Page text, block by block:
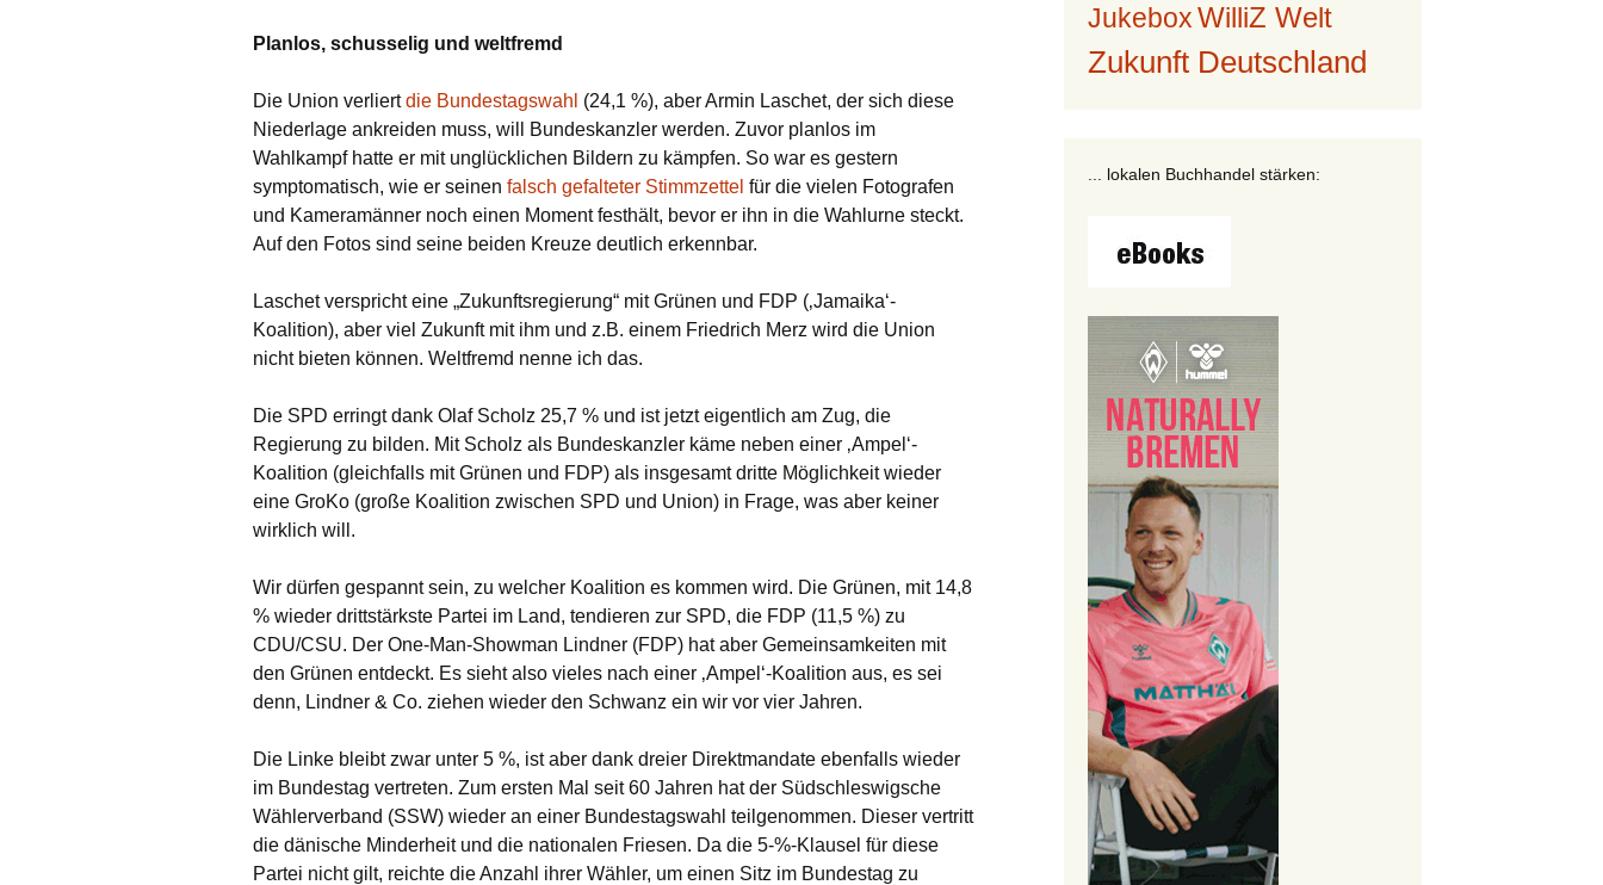
Planlos, schusselig und weltfremd
Die Union verliertdie Bundestagswahl (24,1 %), aber Armin Laschet, der sich diese
Niederlage ankreiden muss, will Bundeskanzler werden. Zuvor planlos im
Wahlkampf hatte er mit unglücklichen Bildern zu kämpfen. So war es gestern
symptomatisch, wie er seinen falsch gefalteter Stimmzettel für die vielen Fotografen
und Kameramänner noch einen Moment festhält, bevor er ihn in die Wahlurne steckt.
Auf den Fotos sind seine beiden Kreuze deutlich erkennbar.
Laschet verspricht eine „Zukunftsregierung“ mit Grünen und FDP (‚Jamaika‘-
Koalition), aber viel Zukunft mit ihm und z.B. einem Friedrich Merz wird die Union
nicht bieten können. Weltfremd nenne ich das.
Die SPD erringt dank Olaf Scholz 25,7 % und ist jetzt eigentlich am Zug, die
Regierung zu bilden. Mit Scholz als Bundeskanzler käme neben einer ‚Ampel‘-
Koalition (gleichfalls mit Grünen und FDP) als insgesamt dritte Möglichkeit wieder
eine GroKo (große Koalition zwischen SPD und Union) in Frage, was aber keiner
wirklich will.
Wir dürfen gespannt sein, zu welcher Koalition es kommen wird. Die Grünen, mit 14,8
% wieder drittstärkste Partei im Land, tendieren zur SPD, die FDP (11,5 %) zu
CDU/CSU. Der One-Man-Showman Lindner (FDP) hat aber Gemeinsamkeiten mit
den Grünen entdeckt. Es sieht also vieles nach einer ‚Ampel‘-Koalition aus, es sei
denn, Lindner & Co. ziehen wieder den Schwanz ein wir vor vier Jahren.
Die Linke bleibt zwar unter 5 %, ist aber dank dreier Direktmandate ebenfalls wieder
im Bundestag vertreten. Zum ersten Mal seit 60 Jahren hat der Südschleswigsche
Wählerverband (SSW) wieder an einer Bundestagswahl teilgenommen. Dieser vertritt
die dänische Minderheit und die nationalen Friesen. Da die 5-%-Klausel für diese
Partei nicht gilt, reichte die Anzahl ihrer Wähler, um einen Sitz im Bundestag zu
Jukebox WilliZ Welt
Zukunft Deutschland
... lokalen Buchhandel stärken: